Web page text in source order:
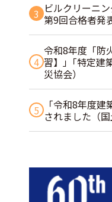
3 ビルクリーニ
第9回合格者発
4
令和8年度「防
習】」｢特定建
災協会）
5
「令和8年度
されました（国